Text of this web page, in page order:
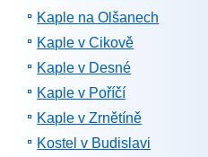
Kaple na Olšanech
Kaple v Cikově
Kaple v Desné
Kaple v Poříčí
Kaple v Zrnětíně
Kostel v Budislavi